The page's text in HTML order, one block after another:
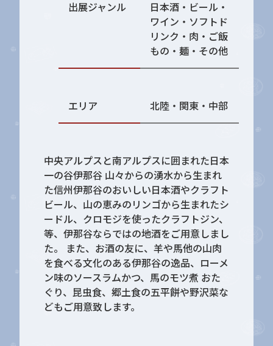
出展ジャンル
日本酒・ビール・
ワイン・ソフトド
リンク・肉・ご飯
もの・麺・その他
エリア 北陸・関東・中部
中央アルプスと南アルプスに囲まれた日本
一の谷伊那谷 山々からの湧水から生まれ
た信州伊那谷のおいしい日本酒やクラフト
ビール、山の恵みのリンゴから生まれたシ
ードル、クロモジを使ったクラフトジン、
等、伊那谷ならではの地酒をご用意しまし
た。 また、お酒の友に、羊や馬他の山肉
を食べる文化のある伊那谷の逸品、ローメ
ン味のソースラムかつ、馬のモツ煮 おた
ぐり、昆虫食、郷土食の五平餅や野沢菜な
どもご用意致します。